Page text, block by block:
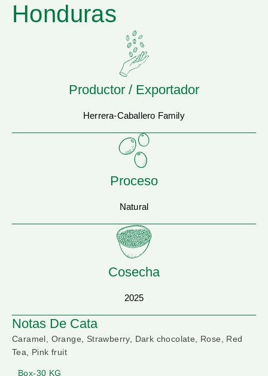
Honduras
Productor / Exportador
Herrera-Caballero Family
Proceso
Natural
Cosecha
2025
Notas De Cata
Caramel, Orange, Strawberry, Dark chocolate, Rose, Red
Tea, Pink fruit
Box-30 KG